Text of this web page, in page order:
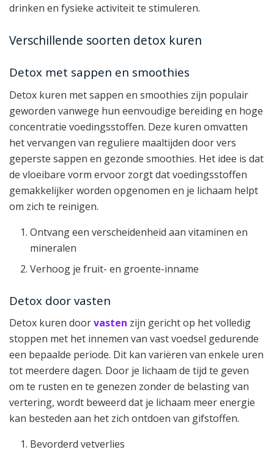
drinken en fysieke activiteit te stimuleren.
Verschillende soorten detox kuren
Detox met sappen en smoothies
Detox kuren met sappen en smoothies zijn populair
geworden vanwege hun eenvoudige bereiding en hoge
concentratie voedingsstoffen. Deze kuren omvatten
het vervangen van reguliere maaltijden door vers
geperste sappen en gezonde smoothies. Het idee is dat
de vloeibare vorm ervoor zorgt dat voedingsstoffen
gemakkelijker worden opgenomen en je lichaam helpt
om zich te reinigen.
Ontvang een verscheidenheid aan vitaminen en
mineralen
Verhoog je fruit- en groente-inname
Detox door vasten
Detox kuren doorvasten zijn gericht op het volledig
stoppen met het innemen van vast voedsel gedurende
een bepaalde periode. Dit kan variëren van enkele uren
tot meerdere dagen. Door je lichaam de tijd te geven
om te rusten en te genezen zonder de belasting van
vertering, wordt beweerd dat je lichaam meer energie
kan besteden aan het zich ontdoen van gifstoffen.
Bevorderd vetverlies